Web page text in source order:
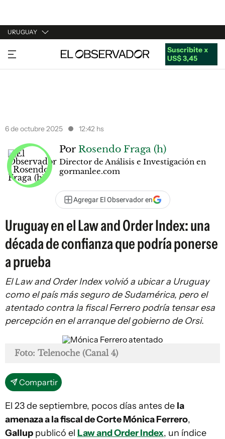
URUGUAY
URUGUAY
ARGENTINA
Suscribite x
US$ 3,45
6 de octubre 2025 12:42 hs
Por Rosendo Fraga (h)
Director de Análisis e Investigación en
gormanlee.com
Agregar El Observador en
Uruguay en el Law and Order Index: una
década de confianza que podría ponerse
a prueba
El Law and Order Index volvió a ubicar a Uruguay
como el país más seguro de Sudamérica, pero el
atentado contra la fiscal Ferrero podría tensar esa
percepción en el arranque del gobierno de Orsi.
Foto: Telenoche (Canal 4)
Compartir
El 23 de septiembre, pocos días antes de la
amenaza a la fiscal de Corte Mónica Ferrero,
Gallup publicó el Law and Order Index, un índice